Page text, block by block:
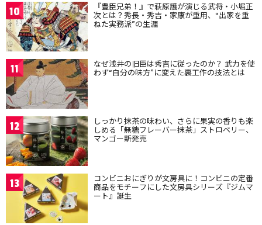
10 『豊臣兄弟！』で萩原護が演じる武将・小堀正
次とは？秀長・秀吉・家康が重用、“出家を重
ねた実務派”の生涯
11 なぜ浅井の旧臣は秀吉に従ったのか？ 武力を使
わず“自分の味方”に変えた裏工作の技法とは
12 しっかり抹茶の味わい、さらに果実の香りも楽
しめる「無糖フレーバー抹茶」ストロベリー、
マンゴー新発売
13 コンビニおにぎりが文房具に！コンビニの定番
商品をモチーフにした文房具シリーズ『ジムマ
ート』誕生